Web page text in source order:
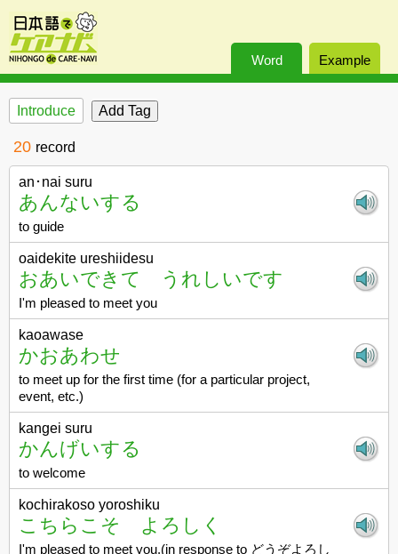
Word Example
Introduce
20 record
an･nai suru
あんないする
to guide
oaidekite ureshiidesu
おあいできて うれしいです
I'm pleased to meet you
kaoawase
かおあわせ
to meet up for the first time (for a particular project,
event, etc.)
kangei suru
かんげいする
to welcome
kochirakoso yoroshiku
こちらこそ よろしく
I'm pleased to meet you.(in response to どうぞよろし